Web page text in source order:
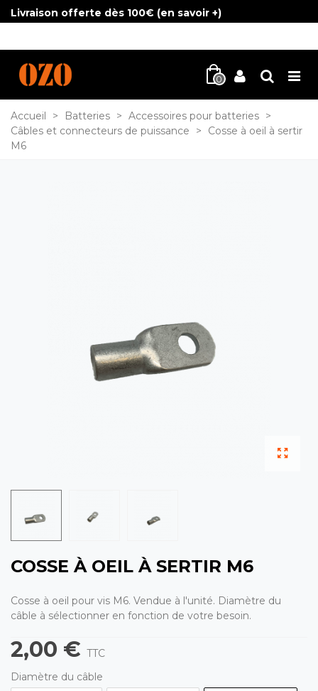
Livraison offerte dès 100€ (en savoir +)
0
Accueil > Batteries > Accessoires pour batteries >
Câbles et connecteurs de puissance
>
Cosse à oeil à sertir
M6
COSSE À OEIL À SERTIR M6
Cosse à oeil pour vis M6. Vendue à l'unité. Diamètre du
câble à sélectionner en fonction de votre besoin.
2,00 € TTC
Diamètre du câble